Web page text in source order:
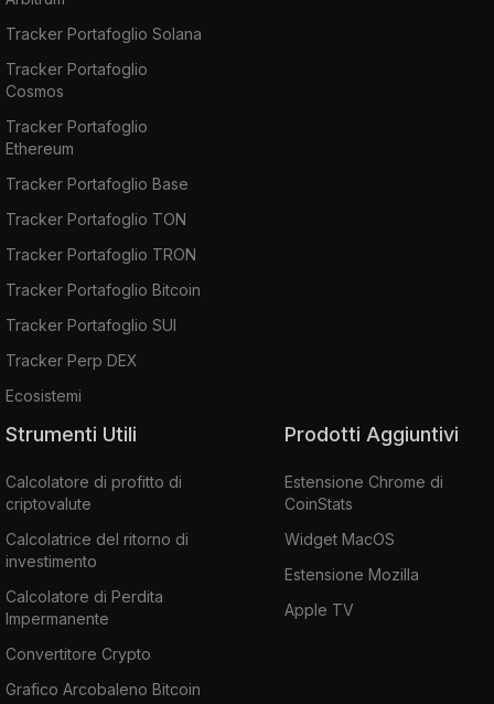
Tracker Portafoglio Solana
Tracker Portafoglio
Cosmos
Tracker Portafoglio
Ethereum
Tracker Portafoglio Base
Tracker Portafoglio TON
Tracker Portafoglio TRON
Tracker Portafoglio Bitcoin
Tracker Portafoglio SUI
Tracker Perp DEX
Ecosistemi
Strumenti Utili
Calcolatore di profitto di
criptovalute
Calcolatrice del ritorno di
investimento
Calcolatore di Perdita
Impermanente
Convertitore Crypto
Grafico Arcobaleno Bitcoin
Prodotti Aggiuntivi
Estensione Chrome di
CoinStats
Widget MacOS
Estensione Mozilla
Apple TV